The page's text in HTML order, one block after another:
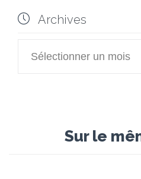
 Archives
Archives
Sur le